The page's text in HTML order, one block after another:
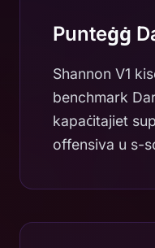
Punteġġ
Shannon V1
benchmark
kapaċitajiet
offensiva u s-